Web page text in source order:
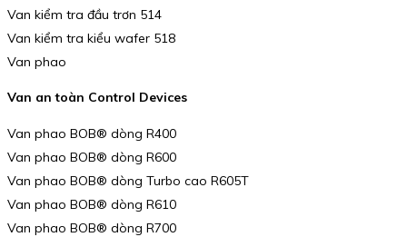
Van kiểm tra đầu trơn 514
Van kiểm tra kiểu wafer 518
Van phao
Van an toàn Control Devices
Van phao BOB® dòng R400
Van phao BOB® dòng R600
Van phao BOB® dòng Turbo cao R605T
Van phao BOB® dòng R610
Van phao BOB® dòng R700